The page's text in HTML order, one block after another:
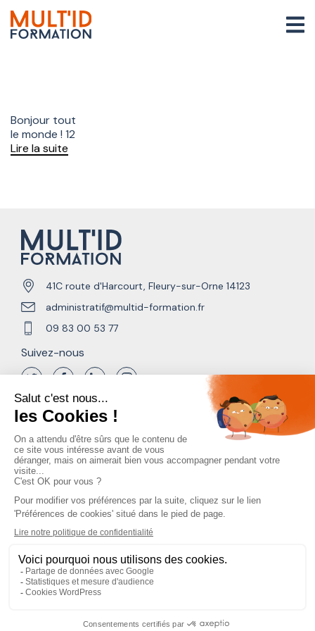
Bonjour tout
le monde ! 12
Lire la suite
41C route d'Harcourt, Fleury-sur-Orne 14123
administratif@multid-formation.fr
09 83 00 53 77
Suivez-nous
Contactez-nous
Ecrivez-nous
Politique de confidentialité
Conditions Générales de Vente
Règlement intérieur